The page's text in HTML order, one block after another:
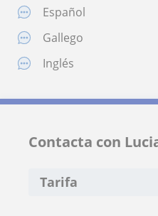
Español
Gallego
Inglés
Contacta con
Tarifa